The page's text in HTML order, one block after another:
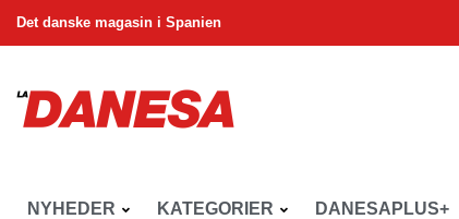
Det danske magasin i Spanien
NYHEDER KATEGORIER DANESAPLUS+